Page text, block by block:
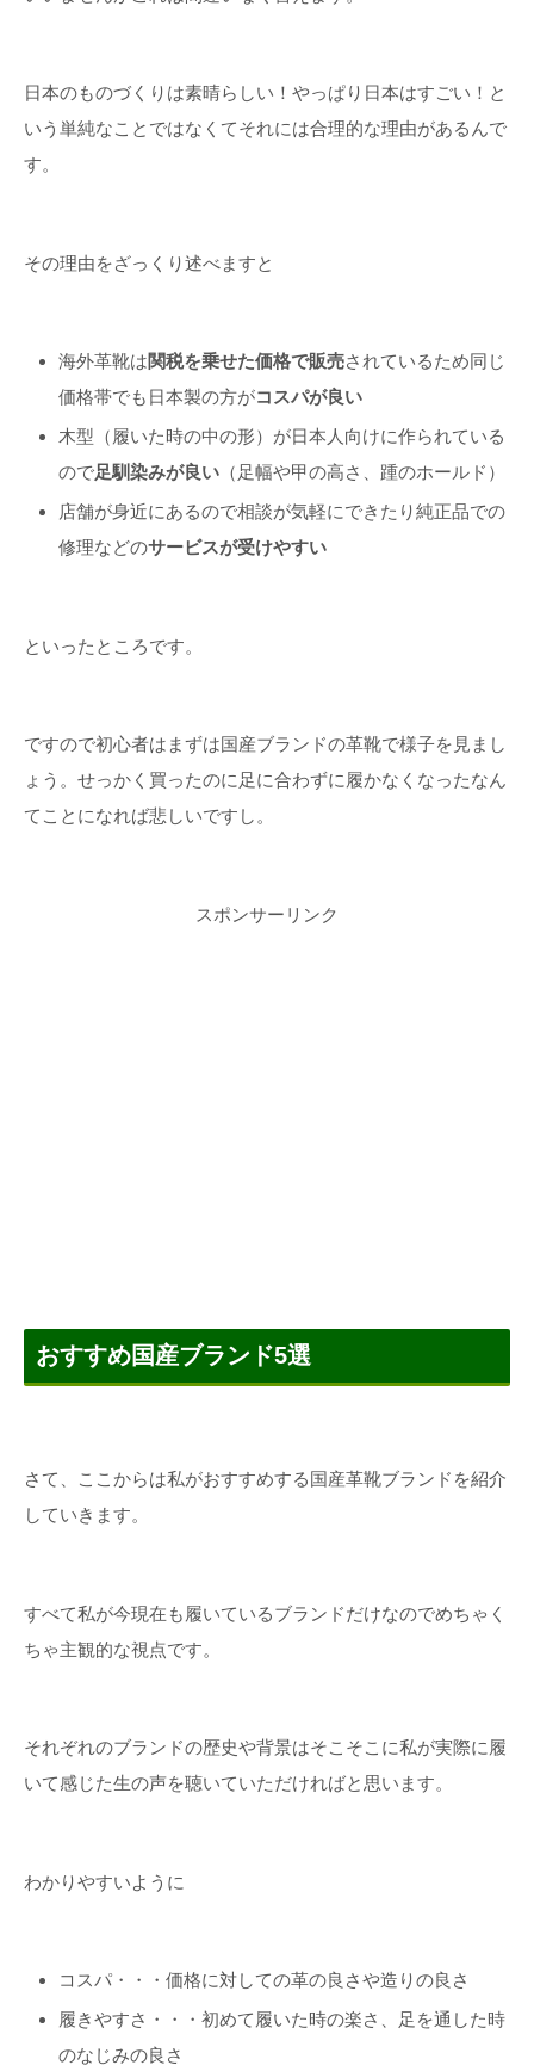
日本のものづくりは素晴らしい！やっぱり日本はすごい！と
いう単純なことではなくてそれには合理的な理由があるんで
す。
その理由をざっくり述べますと
海外革靴は関税を乗せた価格で販売されているため同じ
価格帯でも日本製の方がコスパが良い
木型（履いた時の中の形）が日本人向けに作られている
ので足馴染みが良い （足幅や甲の高さ、踵のホールド）
店舗が身近にあるので相談が気軽にできたり純正品での
修理などのサービスが受けやすい
といったところです。
ですので初心者はまずは国産ブランドの革靴で様子を見まし
ょう。せっかく買ったのに足に合わずに履かなくなったなん
てことになれば悲しいですし。
スポンサーリンク
おすすめ国産ブランド5選
さて、ここからは私がおすすめする国産革靴ブランドを紹介
していきます。
すべて私が今現在も履いているブランドだけなのでめちゃく
ちゃ主観的な視点です。
それぞれのブランドの歴史や背景はそこそこに私が実際に履
いて感じた生の声を聴いていただければと思います。
わかりやすいように
コスパ・・・価格に対しての革の良さや造りの良さ
履きやすさ・・・初めて履いた時の楽さ、足を通した時
のなじみの良さ